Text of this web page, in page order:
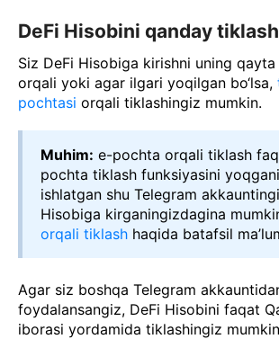
DeFi Hisobini qanday
Siz DeFi Hisobiga kirishni uning
orqali yoki agar ilgari yoqilgan bo‘lsa,
pochtasi orqali tiklashingiz mumkin.
Muhim: e-pochta orqali tiklash
pochta tiklash funksiyasini
ishlatgan shu Telegram
Hisobiga kirganingizdagina
orqali tiklash haqida batafsil
Agar siz boshqa Telegram
foydalansangiz, DeFi Hisobini faqat
iborasi yordamida tiklashingiz mumkin